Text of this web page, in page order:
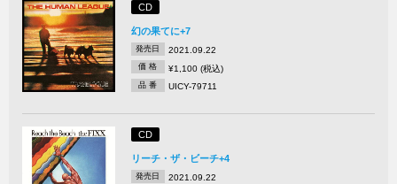
CD
幻の果てに+7
発売日 2021.09.22
価 格 ¥1,100 (税込)
品 番 UICY-79711
CD
リーチ・ザ・ビーチ+4
発売日 2021.09.22